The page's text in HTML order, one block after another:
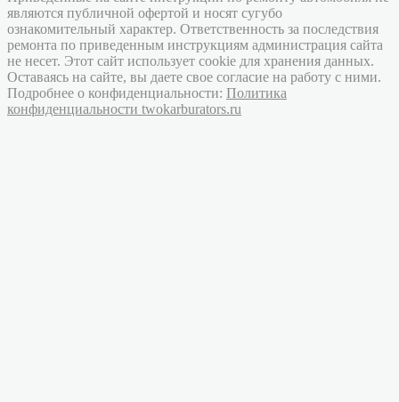
являются публичной офертой и носят сугубо
ознакомительный характер. Ответственность за последствия
ремонта по приведенным инструкциям администрация сайта
не несет. Этот сайт использует cookie для хранения данных.
Оставаясь на сайте, вы даете свое согласие на работу с ними.
Подробнее о конфиденциальности: Политика
конфиденциальности twokarburators.ru